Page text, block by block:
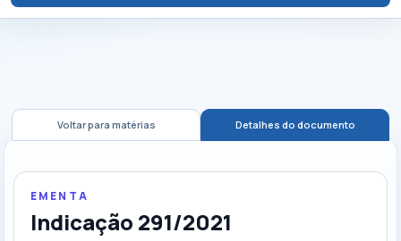
Voltar para matérias Detalhes do documento
EMENTA
Indicação 291/2021